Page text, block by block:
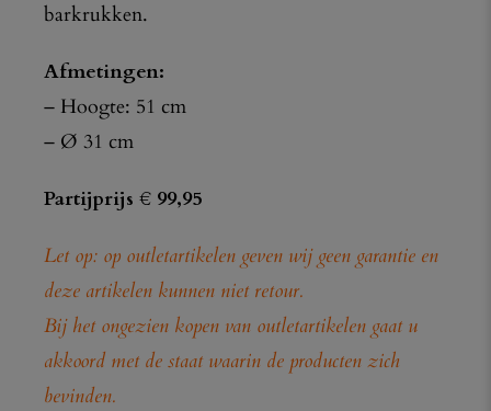
barkrukken.
Afmetingen:
– Hoogte: 51 cm
– Ø 31 cm
Partijprijs € 99,95
Let op: op outletartikelen geven wij geen garantie en
deze artikelen kunnen niet retour.
Bij het ongezien kopen van outletartikelen gaat u
akkoord met de staat waarin de producten zich
bevinden.